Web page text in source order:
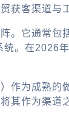
客渠道与
。它通常包
。在2026
作为成熟的
作为渠道